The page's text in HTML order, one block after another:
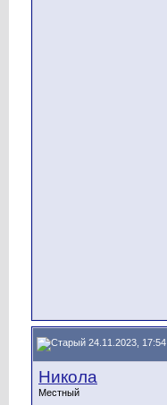
24.11.2023, 17:54
Никола
Местный